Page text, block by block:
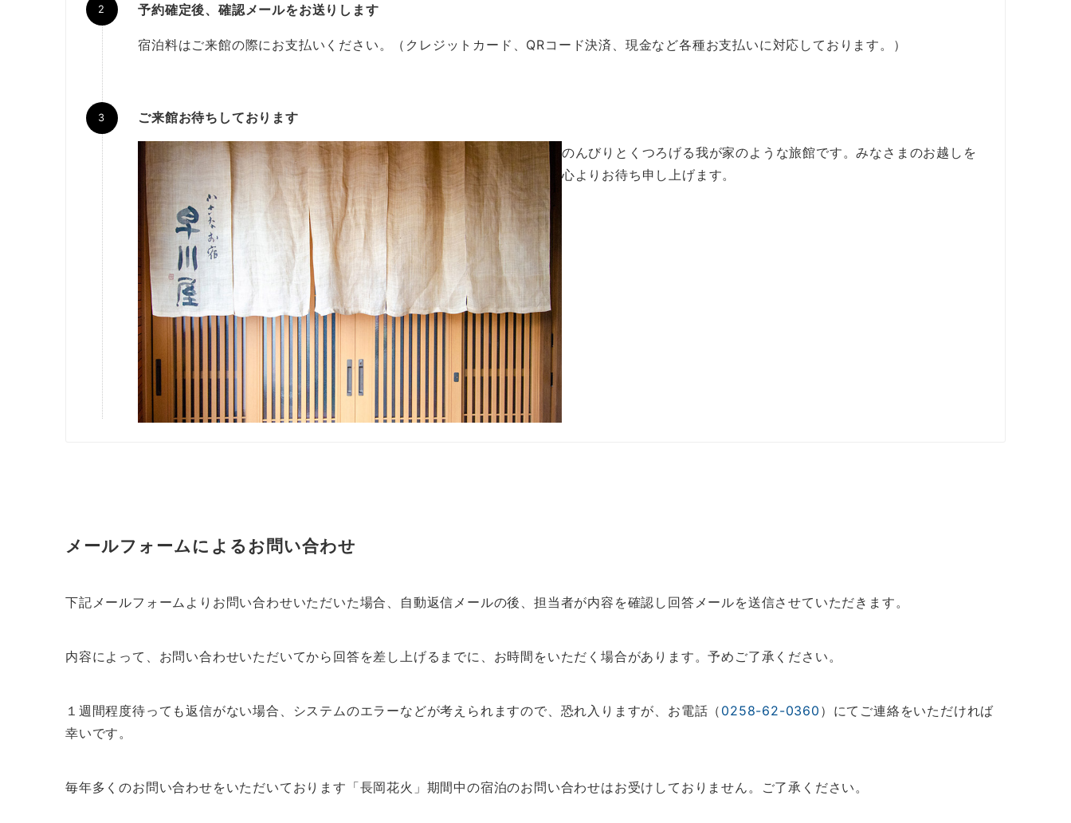
予約確定後、確認メールをお送りします
宿泊料はご来館の際にお支払いください。（クレジットカード、QRコード決済、現金など各種お支払いに対応しております。）
ご来館お待ちしております
のんびりとくつろげる我が家のような旅館です。みなさまのお越しを
心よりお待ち申し上げます。
メールフォームによるお問い合わせ
下記メールフォームよりお問い合わせいただいた場合、自動返信メールの後、担当者が内容を確認し回答メールを送信させていただきます。
内容によって、お問い合わせいただいてから回答を差し上げるまでに、お時間をいただく場合があります。予めご了承ください。
１週間程度待っても返信がない場合、システムのエラーなどが考えられますので、恐れ入りますが、お電話（ 0258-62-0360 ）にてご連絡をいただければ
幸いです。
毎年多くのお問い合わせをいただいております「長岡花火」期間中の宿泊のお問い合わせはお受けしておりません。ご了承ください。